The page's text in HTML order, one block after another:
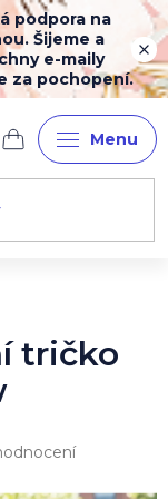
podpora na
Šijeme a
e-maily
za pochopení.
Nákupní
košík
tričko